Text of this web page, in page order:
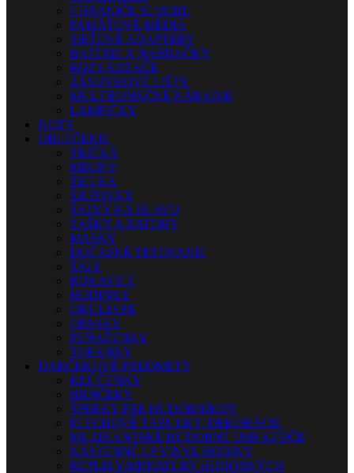
CHRÁNIČE SLUCHU
PAMÄŤOVÉ MÉDIÁ
SIEŤOVÉ ADAPTÉRY
BATÉRIE A NABÍJAČKY
ROZVÁDZAČE
ZÁSUVKOVÉ LIŠTY
MULTIFUNKČNÉ NÁRADIE
LAMPIČKY
NOTY
OBLEČENIE
TRIČKÁ
MIKINY
TIELKA
ŠILTOVKY
ŠATKY NA HLAVU
TAŠKY A BATOHY
MASKY
DOČASNÉ TETOVANIE
ŠÁLY
RUKAVICE
HODINKY
OKULIARE
OPASKY
PEŇAŽENKY
TOPÁNKY
DARČEKOVÉ PREDMETY
KĽÚČENKY
HRNČEKY
ŠPERKY PRE HUDOBNÍKOV
PLECHOVÉ TABUĽKY, DEKORÁCIE
MUZIKANTSKÉ HUDOBNÉ USB KĽÚČE
NÁSTENNÉ LP VINYL HODINY
REPLIKY-MINIATÚRY HUDOBNÝCH